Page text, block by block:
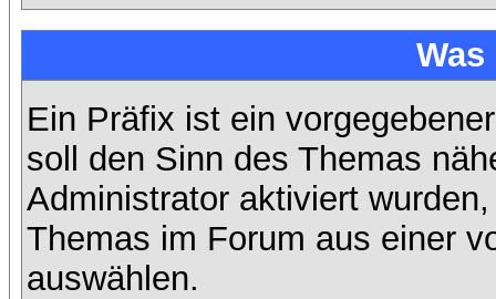
Ein Präfix ist ein
soll den Sinn des Themas
Administrator aktiviert
Themas im Forum aus einer
auswählen.